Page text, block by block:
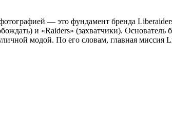
— это фундамент бренда
и «Raiders» (захватчики).
модой. По его словам, главная миссия